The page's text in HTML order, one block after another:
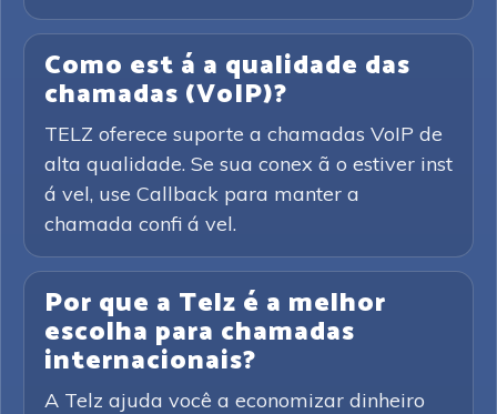
Como est á a qualidade das
chamadas (VoIP)?
TELZ oferece suporte a chamadas VoIP de
alta qualidade. Se sua conex ã o estiver inst
á vel, use Callback para manter a
chamada confi á vel.
Por que a Telz é a melhor
escolha para chamadas
internacionais?
A Telz ajuda você a economizar dinheiro